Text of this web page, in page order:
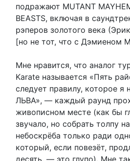
подражают MUTANT
BEASTS, включая в
рэперов золотого века
[но не тот, что с Дэмиеном
Мне нравится, что аналог
Karate называется «Пять
следует правилу, которое
ЛЬВА», — каждый раунд
живописном месте (как бы
звучало, но собрать толпу
небоскрёба только ради
который, если повезёт,
десять, — это глупо). Мне